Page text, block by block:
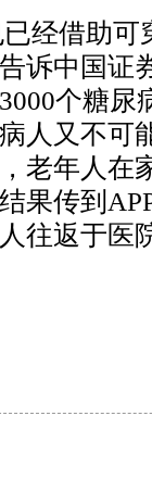
借助可
诉中国证
个糖尿
人又不可
老年人在
果传到
往返于医